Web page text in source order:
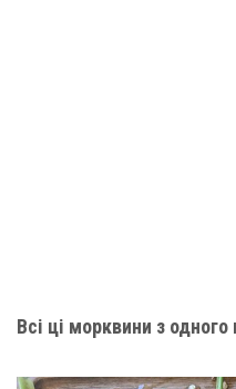
Всі ці морквини з